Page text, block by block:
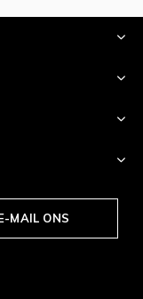
MAIL ONS